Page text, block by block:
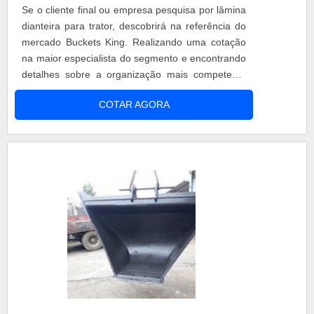
saber a procedência e seriedade da
empresa.Tudo isso que já foi falado e outras
coisas mais são a razão pela qual a Buckets King
é inovadora quando se explana o segmento de
fabricação e reforma de caçambas e construção
organização é possível encontrar uma equipe
grande satisfação em melhor atender.GARANTIA
DE QUALIDADE COMPROVADASomente na
Buckets King é possível encontrar o que há de
melhor em fabricação e reforma de caçambas e
construção de equipamentos para diversas áreas.
São diversas opções disponibilizadas, como
caçamba para trator e destocadora com ótima
qualidade e precisão.Para tal sucesso, a empresa
Se o cliente final ou empresa pesquisa por lâmina
dianteira para trator, descobrirá na referência do
mercado Buckets King. Realizando uma cotação
na maior especialista do segmento e encontrando
detalhes sobre a organização mais competente
do ramo, a aquisição é mais assertiva.MAIS
INFORMAÇÕES SOBRE A LÂMINA DIANTEIRA
PARA TRATORQuem precisa de lâmina dianteira
empresa atua com concha de trator, garfo e
lâmina de empilhadeira, garantindo a satisfação
da venda à entrega final, com foco total na
qualidade.Não obstante, quando falamos em
lâmina dianteira para trator, deve-se descartar
empresas que não tenham produtos e serviços
com ótima qualidade e proteção, detalhes
primordiais que são deixados de lado por muitas
empresas que não focam na fidelização do
COTAR AGORA